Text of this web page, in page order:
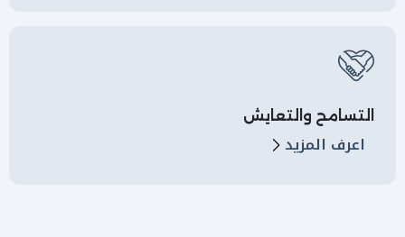
التسامح والتعايش
اعرف المزيد